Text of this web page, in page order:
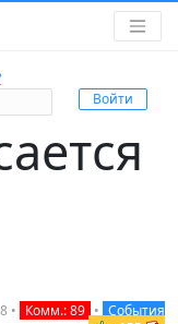
• Комм.: 89 • События